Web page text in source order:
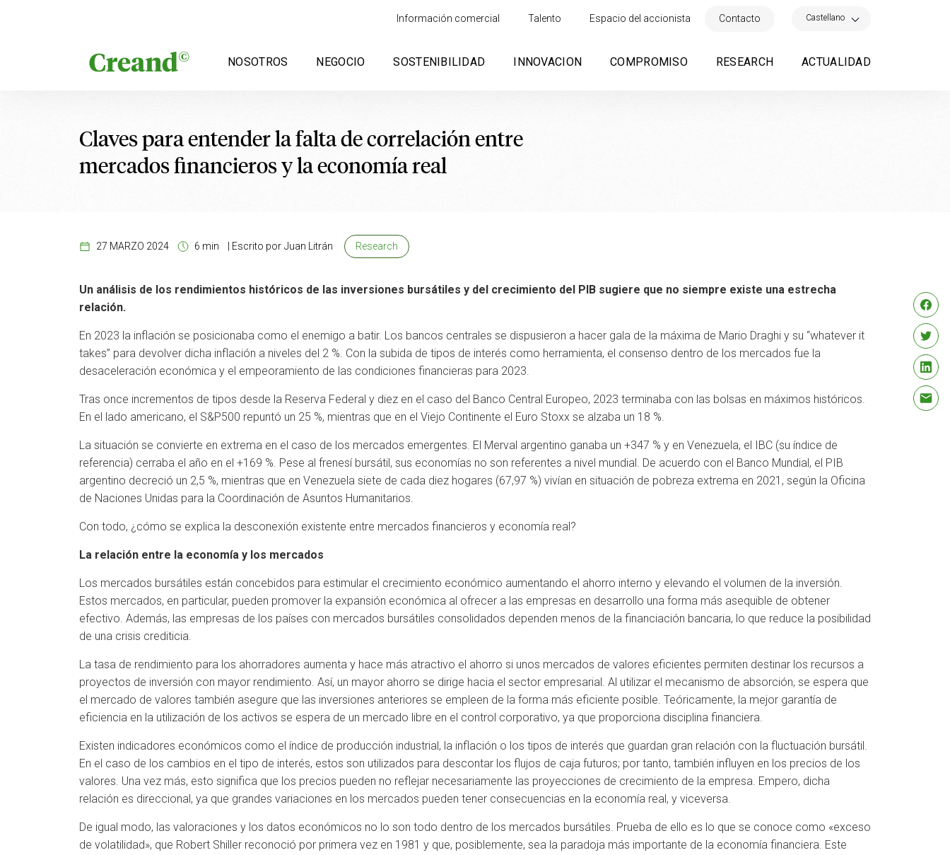
Información comercial Talento Espacio del accionista Contacto Castellano
NOSOTROS NEGOCIO SOSTENIBILIDAD INNOVACION COMPROMISO RESEARCH ACTUALIDAD
Claves para entender la falta de correlación entre
mercados financieros y la economía real
27 MARZO 2024 6 min Escrito por Juan Litrán Research
Un análisis de los rendimientos históricos de las inversiones bursátiles y del crecimiento del PIB sugiere que no siempre existe una estrecha
relación.
En 2023 la inflación se posicionaba como el enemigo a batir. Los bancos centrales se dispusieron a hacer gala de la máxima de Mario Draghi y su “whatever it
takes” para devolver dicha inflación a niveles del 2 %. Con la subida de tipos de interés como herramienta, el consenso dentro de los mercados fue la
desaceleración económica y el empeoramiento de las condiciones financieras para 2023.
Tras once incrementos de tipos desde la Reserva Federal y diez en el caso del Banco Central Europeo, 2023 terminaba con las bolsas en máximos históricos.
En el lado americano, el S&P500 repuntó un 25 %, mientras que en el Viejo Continente el Euro Stoxx se alzaba un 18 %.
La situación se convierte en extrema en el caso de los mercados emergentes. El Merval argentino ganaba un +347 % y en Venezuela, el IBC (su índice de
referencia) cerraba el año en el +169 %. Pese al frenesí bursátil, sus economías no son referentes a nivel mundial. De acuerdo con el Banco Mundial, el PIB
argentino decreció un 2,5 %, mientras que en Venezuela siete de cada diez hogares (67,97 %) vivían en situación de pobreza extrema en 2021, según la Oficina
de Naciones Unidas para la Coordinación de Asuntos Humanitarios.
Con todo, ¿cómo se explica la desconexión existente entre mercados financieros y economía real?
La relación entre la economía y los mercados
Los mercados bursátiles están concebidos para estimular el crecimiento económico aumentando el ahorro interno y elevando el volumen de la inversión.
Estos mercados, en particular, pueden promover la expansión económica al ofrecer a las empresas en desarrollo una forma más asequible de obtener
efectivo. Además, las empresas de los países con mercados bursátiles consolidados dependen menos de la financiación bancaria, lo que reduce la posibilidad
de una crisis crediticia.
La tasa de rendimiento para los ahorradores aumenta y hace más atractivo el ahorro si unos mercados de valores eficientes permiten destinar los recursos a
proyectos de inversión con mayor rendimiento. Así, un mayor ahorro se dirige hacia el sector empresarial. Al utilizar el mecanismo de absorción, se espera que
el mercado de valores también asegure que las inversiones anteriores se empleen de la forma más eficiente posible. Teóricamente, la mejor garantía de
eficiencia en la utilización de los activos se espera de un mercado libre en el control corporativo, ya que proporciona disciplina financiera.
Existen indicadores económicos como el índice de producción industrial, la inflación o los tipos de interés que guardan gran relación con la fluctuación bursátil.
En el caso de los cambios en el tipo de interés, estos son utilizados para descontar los flujos de caja futuros; por tanto, también influyen en los precios de los
valores. Una vez más, esto significa que los precios pueden no reflejar necesariamente las proyecciones de crecimiento de la empresa. Empero, dicha
relación es direccional, ya que grandes variaciones en los mercados pueden tener consecuencias en la economía real, y viceversa.
De igual modo, las valoraciones y los datos económicos no lo son todo dentro de los mercados bursátiles. Prueba de ello es lo que se conoce como «exceso
de volatilidad», que Robert Shiller reconoció por primera vez en 1981 y que, posiblemente, sea la paradoja más importante de la economía financiera. Este